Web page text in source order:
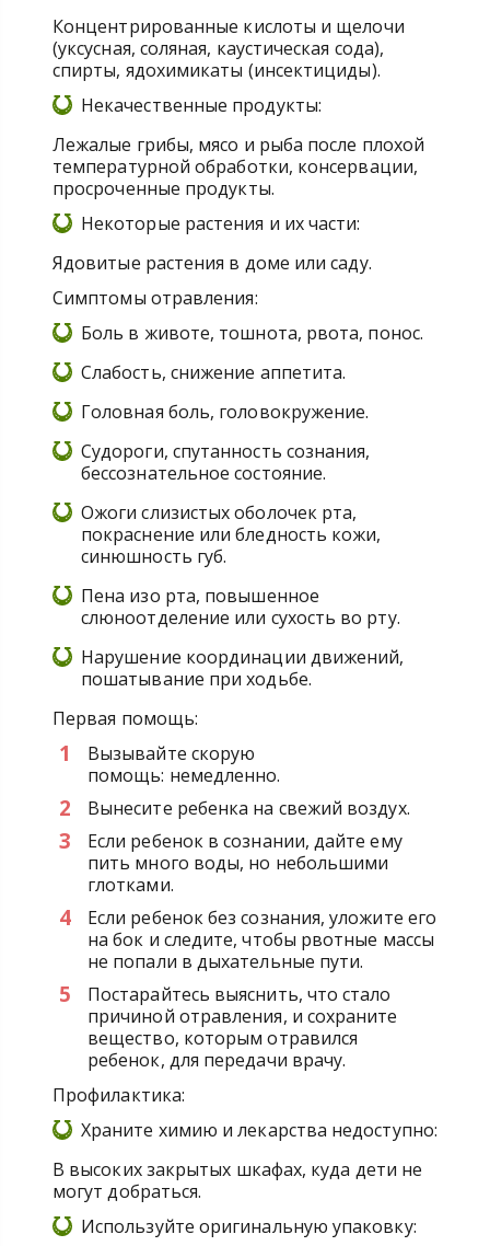
Концентрированные кислоты и щелочи
(уксусная, соляная, каустическая сода),
спирты, ядохимикаты (инсектициды).
Некачественные продукты:
Лежалые грибы, мясо и рыба после плохой
температурной обработки, консервации,
просроченные продукты.
Некоторые растения и их части:
Ядовитые растения в доме или саду.
Симптомы отравления:
Боль в животе, тошнота, рвота, понос.
Слабость, снижение аппетита.
Головная боль, головокружение.
Судороги, спутанность сознания,
бессознательное состояние.
Ожоги слизистых оболочек рта,
покраснение или бледность кожи,
синюшность губ.
Пена изо рта, повышенное
слюноотделение или сухость во рту.
Нарушение координации движений,
пошатывание при ходьбе.
Первая помощь:
Вызывайте скорую
помощь: немедленно.
Вынесите ребенка на свежий воздух.
Если ребенок в сознании, дайте ему
пить много воды, но небольшими
глотками.
Если ребенок без сознания, уложите его
на бок и следите, чтобы рвотные массы
не попали в дыхательные пути.
Постарайтесь выяснить, что стало
причиной отравления, и сохраните
вещество, которым отравился
ребенок, для передачи врачу.
Профилактика:
Храните химию и лекарства недоступно:
В высоких закрытых шкафах, куда дети не
могут добраться.
Используйте оригинальную упаковку: